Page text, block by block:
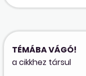
TÉMÁBA VÁGÓ!
a cikkhez társul